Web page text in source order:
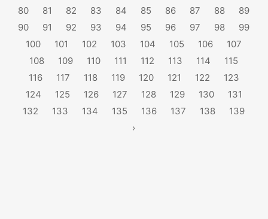
80
81 82 83 84 85 86 87 88
89
90
91 92 93 94 95 96 97 98
99
100
101 102 103 104 105 106
107
108
109 110 111 112 113 114
115
116
117 118 119 120 121 122
123
124
125 126 127 128 129 130
131
132
133 134 135 136 137 138
139
›